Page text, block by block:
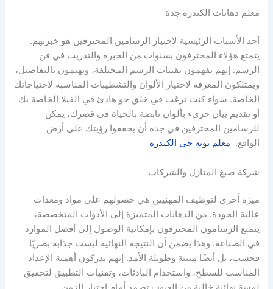
معلم دهانات الكندره جدة
أحد الأسباب الرئيسية لاختيار الرسامين المحترفين هو خبرتهم.
يتمتع هؤلاء المحترفون بسنوات من الخبرة والتدريب في فن
الرسم. إنهم يفهمون تقنيات الرسم المختلفة، ويهتمون بالتفاصيل،
ويمتلكون المعرفة لاختيار الألوان والتشطيبات المناسبة لاحتياجاتك
الخاصة. سواء كنت ترغب في خلق جو هادئ في الفيلا الخاصة بك
أو تقديم بيان جريء بألوان نابضة بالحياة في قصرك، يمكن
للرسامين المحترفين في جدة أن يحققوا رؤيتك على أرض
الواقع. معلم بويه حي الكندره
شركة صبغ المنازل والشركات
ميزة أخرى لتوظيف المهنيين هي حصولهم على مواد ومعدات
عالية الجودة. من الدهانات المتميزة إلى الأدوات المتخصصة،
يتمتع الرسامون المحترفون بإمكانية الوصول إلى أفضل الموارد
في الصناعة. وهذا يضمن أن النتيجة النهائية ليست جذابة بصريًا
فحسب، بل أيضًا متينة وطويلة الأمد. إنهم يدركون أهمية الإعداد
المناسب للسطح، واستخدام البادئات، وتقنيات التطبيق لتحقيق